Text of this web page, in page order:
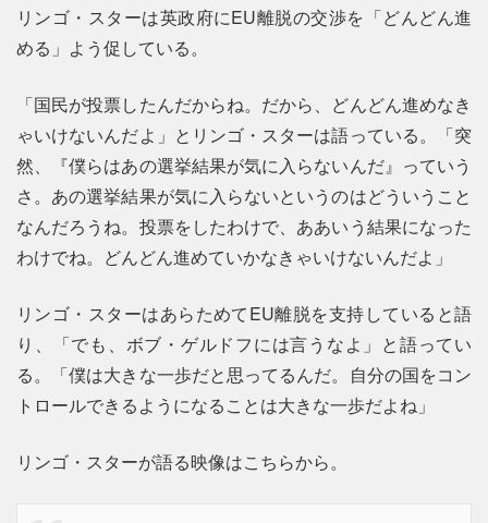
リンゴ・スターは英政府にEU離脱の交渉を「どんどん進
める」よう促している。
「国民が投票したんだからね。だから、どんどん進めなき
ゃいけないんだよ」とリンゴ・スターは語っている。「突
然、『僕らはあの選挙結果が気に入らないんだ』っていう
さ。あの選挙結果が気に入らないというのはどういうこと
なんだろうね。投票をしたわけで、ああいう結果になった
わけでね。どんどん進めていかなきゃいけないんだよ」
リンゴ・スターはあらためてEU離脱を支持していると語
り、「でも、ボブ・ゲルドフには言うなよ」と語ってい
る。「僕は大きな一歩だと思ってるんだ。自分の国をコン
トロールできるようになることは大きな一歩だよね」
リンゴ・スターが語る映像はこちらから。